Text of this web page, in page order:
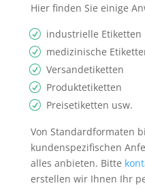
Hier finden Sie einige
industrielle Etiketten
medizinische
Versandetiketten
Produktetiketten
Preisetiketten usw.
Von Standardformaten
kundenspezifischen
alles anbieten. Bitte
erstellen wir Ihnen Ihr